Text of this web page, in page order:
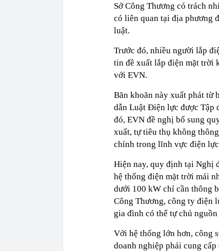
Sở Công Thương có trách
có liên quan tại địa phương
luật.
Trước đó, nhiều người lắp
tin đề xuất lắp điện mặt trời
với EVN.
Băn khoăn này xuất phát từ
dẫn Luật Điện lực được Tập
đó, EVN đề nghị bổ sung
xuất, tự tiêu thụ không
chính trong lĩnh vực điện
Hiện nay, quy định tại Nghị
hệ thống điện mặt trời mái
dưới 100 kW chỉ cần thông
Công Thương, công ty điện
gia đình có thể tự chủ
Với hệ thống lớn hơn, công
doanh nghiệp phải cung